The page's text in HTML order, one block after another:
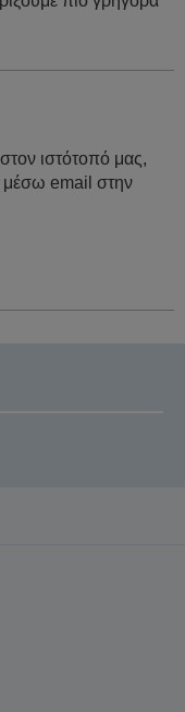
ιστότοπό μας,
μέσω email στην